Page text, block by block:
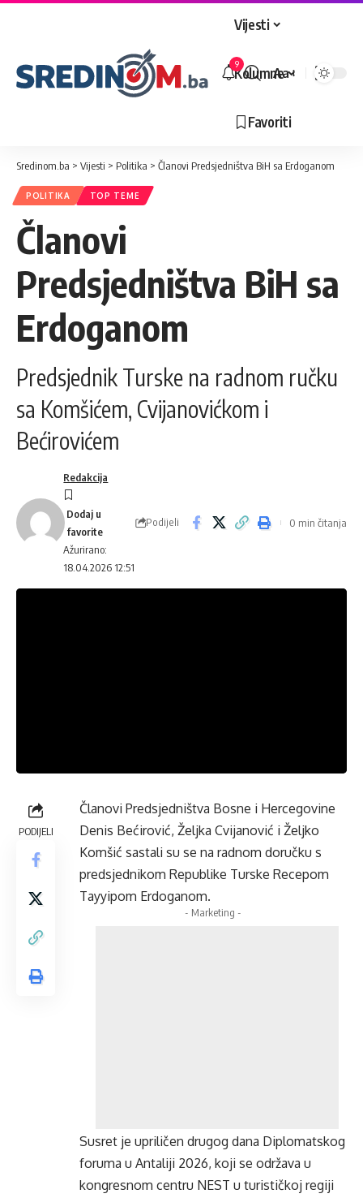
Vijesti
Kolumne
Favoriti
9
Veličina
Aa
Sredinom.ba > Vijesti > Politika > Članovi Predsjedništva BiH sa Erdoganom
POLITIKA TOP TEME
Članovi
Predsjedništva BiH sa
Erdoganom
Predsjednik Turske na radnom ručku
sa Komšićem, Cvijanovićkom i
Bećirovićem
Ažurirano:
18.04.2026 12:51
Redakcija
Podijeli 0 min čitanja
PODIJELI
Članovi Predsjedništva Bosne i Hercegovine
Denis Bećirović, Željka Cvijanović i Željko
Komšić sastali su se na radnom doručku s
predsjednikom Republike Turske Recepom
Tayyipom Erdoganom.
- Marketing -
Susret je upriličen drugog dana Diplomatskog
foruma u Antaliji 2026, koji se održava u
kongresnom centru NEST u turističkoj regiji